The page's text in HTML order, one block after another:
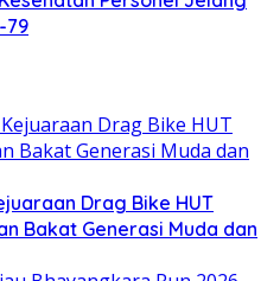
79
Drag Bike HUT
Bakat Generasi Muda dan